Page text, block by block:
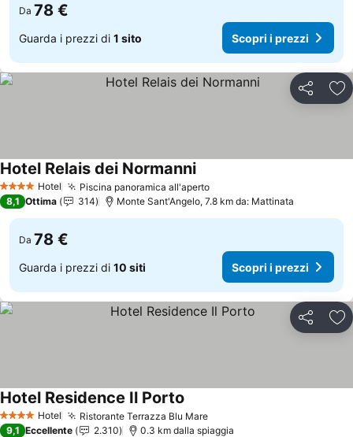
Da 78 €
Guarda i prezzi di 1 sito Scopri i prezzi
Condividi
4 Stelle Hotel Piscina panoramica all'apertoScopri i prezzi
Hotel Relais dei NormanniScopri i prezzi
8,1 Ottima 314 Monte Sant'Angelo, 7.8 km da: Mattinata
Da 78 €
Guarda i prezzi di 10 siti Scopri i prezzi
Condividi
4 Stelle Hotel Ristorante Terrazza Blu MareScopri i prezzi
Hotel Residence Il Porto
9,1 Eccellente 2.310 0.3 km dalla spiaggia